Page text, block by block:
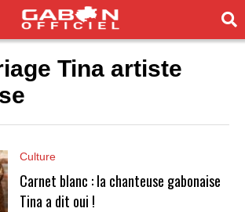
Tina artiste
Culture
Carnet blanc : la chanteuse gabonaise
Tina a dit oui !